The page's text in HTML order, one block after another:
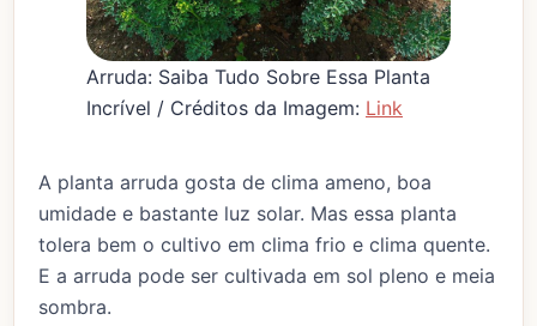
Arruda: Saiba Tudo Sobre Essa Planta
Incrível / Créditos da Imagem: Link
A planta arruda gosta de clima ameno, boa
umidade e bastante luz solar. Mas essa planta
tolera bem o cultivo em clima frio e clima quente.
E a arruda pode ser cultivada em sol pleno e meia
sombra.